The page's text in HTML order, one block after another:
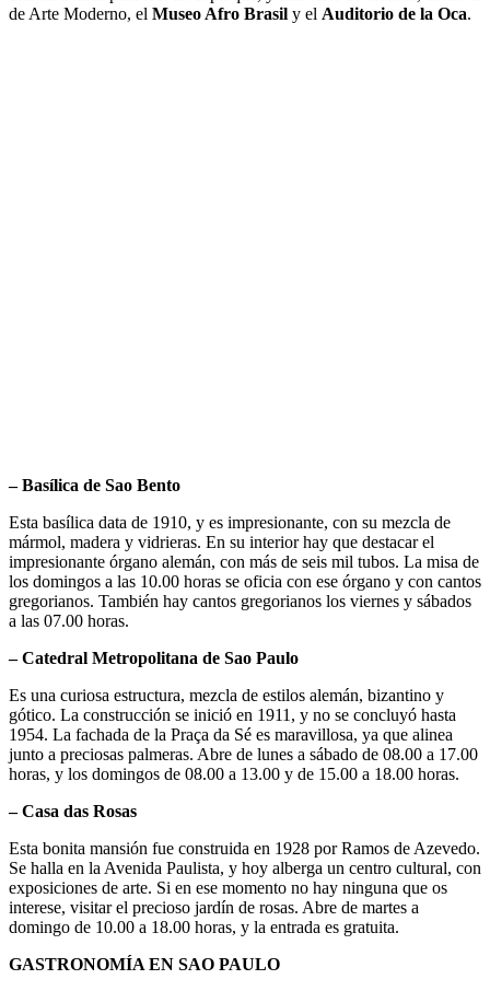
de Arte Moderno, el Museo Afro Brasil y el Auditorio de la Oca.
– Basílica de Sao Bento
Esta basílica data de 1910, y es impresionante, con su mezcla de
mármol, madera y vidrieras. En su interior hay que destacar el
impresionante órgano alemán, con más de seis mil tubos. La misa de
los domingos a las 10.00 horas se oficia con ese órgano y con cantos
gregorianos. También hay cantos gregorianos los viernes y sábados
a las 07.00 horas.
– Catedral Metropolitana de Sao Paulo
Es una curiosa estructura, mezcla de estilos alemán, bizantino y
gótico. La construcción se inició en 1911, y no se concluyó hasta
1954. La fachada de la Praça da Sé es maravillosa, ya que alinea
junto a preciosas palmeras. Abre de lunes a sábado de 08.00 a 17.00
horas, y los domingos de 08.00 a 13.00 y de 15.00 a 18.00 horas.
– Casa das Rosas
Esta bonita mansión fue construida en 1928 por Ramos de Azevedo.
Se halla en la Avenida Paulista, y hoy alberga un centro cultural, con
exposiciones de arte. Si en ese momento no hay ninguna que os
interese, visitar el precioso jardín de rosas. Abre de martes a
domingo de 10.00 a 18.00 horas, y la entrada es gratuita.
GASTRONOMÍA EN SAO PAULO